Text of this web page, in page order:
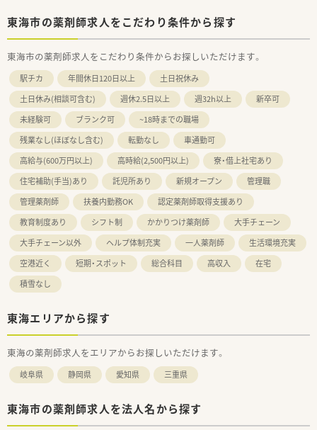
東海市の薬剤師求人をこだわり条件から探す
東海市の薬剤師求人をこだわり条件からお探しいただけます。
駅チカ 年間休日120日以上
土日祝休み
土日休み(相談可含む)
週休2.5日以上 週32h以上
新卒可
未経験可
ブランク可
~18時までの職場
残業なし(ほぼなし含む)
転勤なし
車通勤可
高給与(600万円以上)
高時給(2,500円以上)
寮・借上社宅あり
住宅補助(手当)あり
託児所あり 新規オープン
管理職
管理薬剤師
扶養内勤務OK
認定薬剤師取得支援あり
教育制度あり
シフト制 かかりつけ薬剤師
大手チェーン
大手チェーン以外
ヘルプ体制充実 一人薬剤師
生活環境充実
空港近く
短期・スポット 総合科目 高収入
在宅
積雪なし
東海エリアから探す
東海の薬剤師求人をエリアからお探しいただけます。
岐阜県 静岡県 愛知県 三重県
東海市の薬剤師求人を法人名から探す